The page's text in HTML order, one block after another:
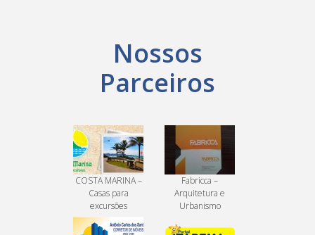
Nossos
Parceiros
COSTA MARINA –
Casas para
excursões
Fabricca –
Arquitetura e
Urbanismo